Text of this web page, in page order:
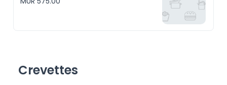
Crevettes